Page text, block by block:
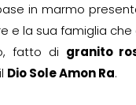
in marmo
e la sua famiglia
fatto di granito
Dio Sole Amon Ra.